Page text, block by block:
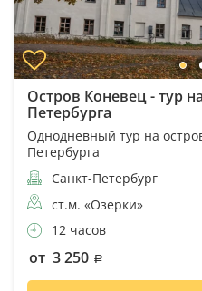
Остров Коневец - тур
Петербурга
Однодневный тур на
Петербурга
Санкт-Петербург
ст.м. «Озерки»
12 часов
от 3 250